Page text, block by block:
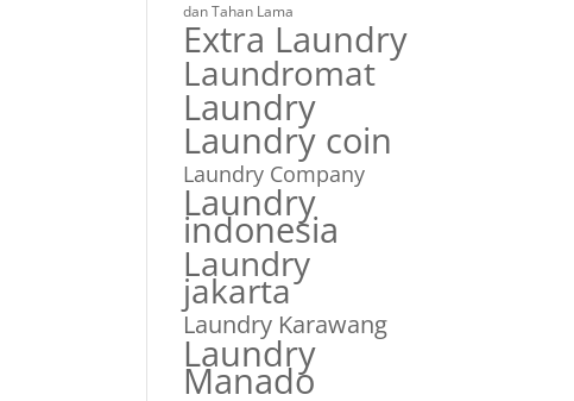
dan Tahan Lama
Extra Laundry
Laundromat
Laundry
Laundry coin
Laundry Company
Laundry
indonesia
Laundry
jakarta
Laundry Karawang
Laundry
Manado